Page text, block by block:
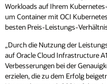
Ampere
160
Preis von
US-Dollar
wird in
Ihren
die beste
Ihren
Sicherheit
Oracle
wichtige
Workloads auf Ihrem
um Container mit OCI
besten Preis-Leistungs-
„Durch die Nutzung der
auf Oracle Cloud Infrastructure
Verbesserungen bei der
erzielen, die zu dem Erfolg